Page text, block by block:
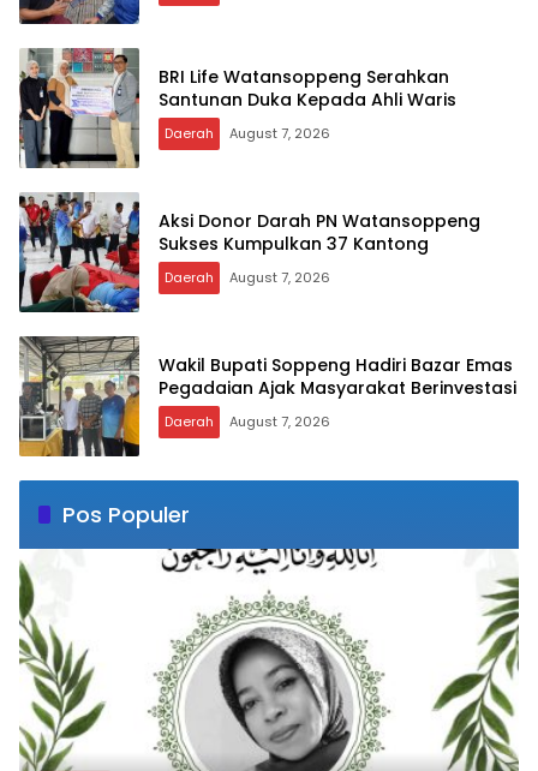
BRI Life Watansoppeng Serahkan
Santunan Duka Kepada Ahli Waris
Daerah August 7, 2026
Aksi Donor Darah PN Watansoppeng
Sukses Kumpulkan 37 Kantong
Daerah August 7, 2026
Wakil Bupati Soppeng Hadiri Bazar Emas
Pegadaian Ajak Masyarakat Berinvestasi
Daerah August 7, 2026
Pos Populer